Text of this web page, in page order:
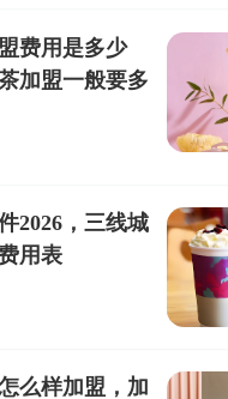
费用是多少
加盟一般要多
2026，三线城
用表
么样加盟，加